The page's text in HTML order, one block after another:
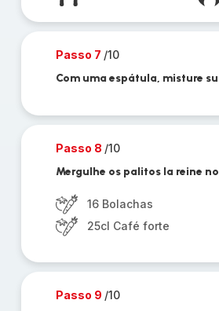
Passo 7 /10
Com uma espátula, misture
Passo 8 /10
Mergulhe os palitos la reine
16 Bolachas
25cl Café forte
Passo 9 /10